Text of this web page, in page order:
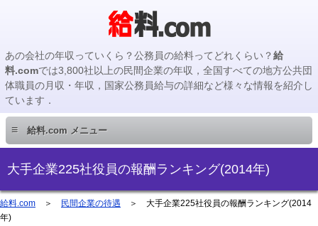
あの会社の年収っていくら？公務員の給料ってどれくらい？給
料.comでは3,800社以上の民間企業の年収，全国すべての地方公共団
体職員の月収・年収，国家公務員給与の詳細など様々な情報を紹介し
ています．
≡ 給料.com メニュー
民間企業編
国家公務員編
大手企業225社役員の報酬ランキング(2014年)
給料.com ＞ 民間企業の待遇 ＞ 大手企業225社役員の報酬ランキング(2014
年)